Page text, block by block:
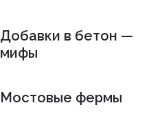
Добавки в бетон —
мифы
Мостовые фермы